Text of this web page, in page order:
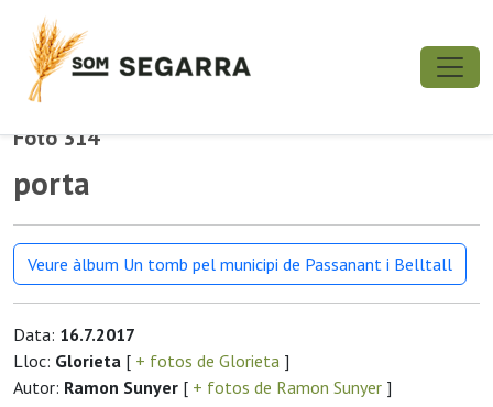
Foto 314
porta
Veure àlbum Un tomb pel municipi de Passanant i Belltall
Data: 16.7.2017
Lloc: Glorieta [ + fotos de Glorieta ]
Autor: Ramon Sunyer [ + fotos de Ramon Sunyer ]